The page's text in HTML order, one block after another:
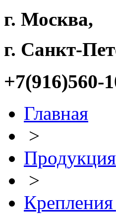
г. Москва,
г. Санкт-
+7(916)560-
Главная
>
Продукция
>
Крепления